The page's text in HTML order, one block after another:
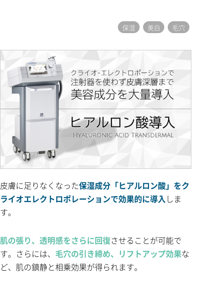
保湿 美白 毛穴
皮膚に足りなくなった保湿成分「ヒアルロン酸」をク
ライオエレクトロポレーションで効果的に導入 しま
す。
肌の張り、透明感をさらに回復させることが可能で
す。さらには、 毛穴の引き締め、リフトアップ効果な
ど、肌の鎮静と相乗効果が得られます。